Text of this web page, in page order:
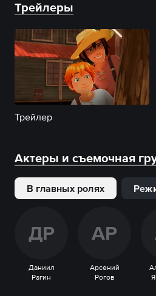
Трейлеры
Трейлер
Актеры и съемочная
В главных ролях
ДР
Даниил
Рагин
АР
Арсений
Рогов